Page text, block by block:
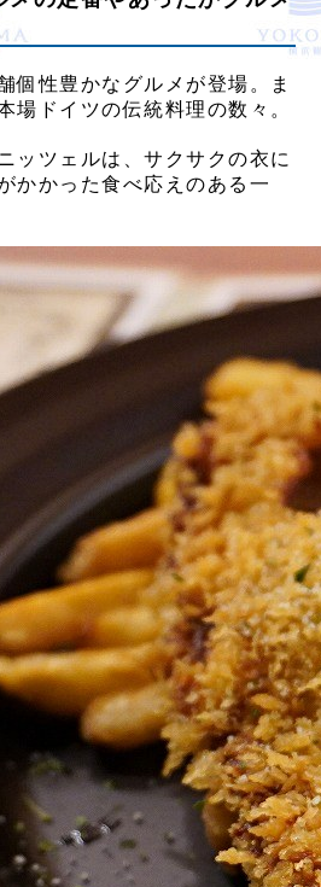
個性豊かなグルメが登場。ま
場ドイツの伝統料理の数々。
ッツェルは、サクサクの衣に
かかった食べ応えのある一